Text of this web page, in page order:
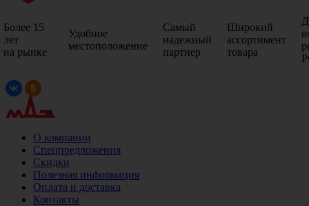
Более 15
лет
на рынке
Удобное
местоположение
Самый
надежный
партнер
Широкий
ассортимент
товара
О компании
Спецпредложения
Скидки
Полезная информация
Оплата и доставка
Контакты